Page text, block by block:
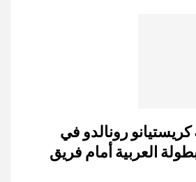
كريستيانو رونالدو في
العربية أمام فريق